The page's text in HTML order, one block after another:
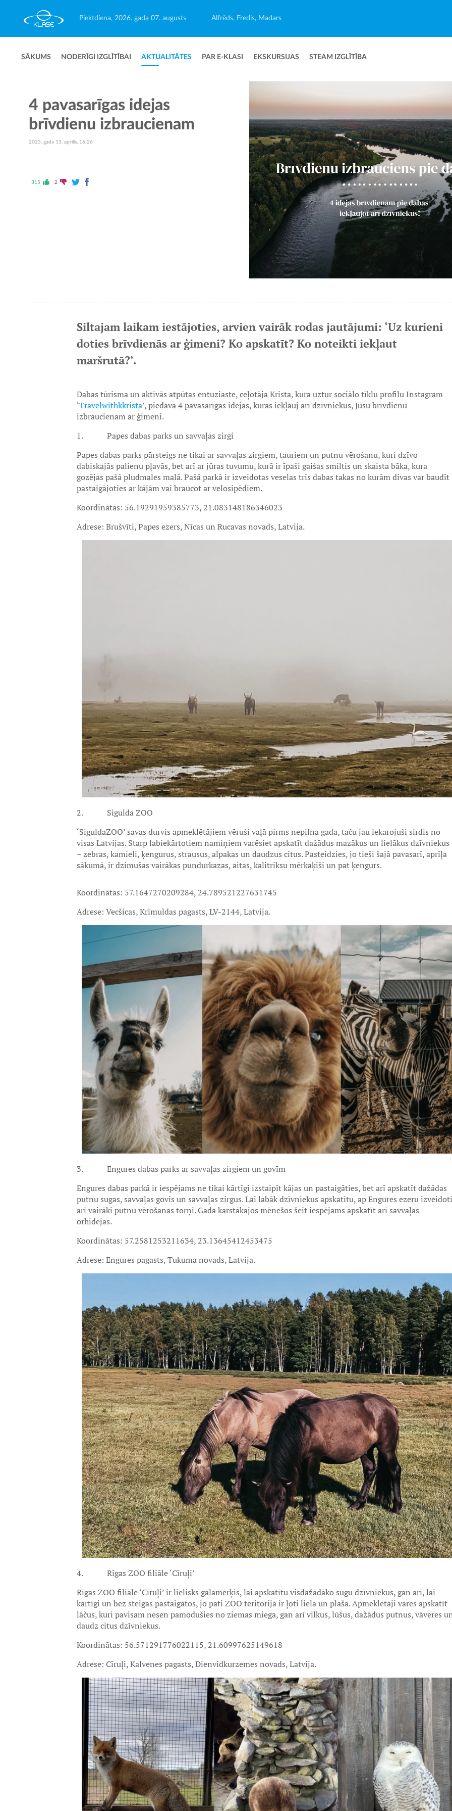
Piektdiena, 2026. gada 07. augusts Alfrēds, Fredis, Madars
SĀKUMS NODERĪGI IZGLĪTĪBAI AKTUALITĀTES PAR E-KLASI EKSKURSIJAS STEAM IZGLĪTĪBA
4 pavasarīgas idejas
brīvdienu izbraucienam
2023. gada 13. aprīlis, 16:26
315 2
Siltajam laikam iestājoties, arvien vairāk rodas jautājumi: ‘Uz kurieni
doties brīvdienās ar ģimeni? Ko apskatīt? Ko noteikti iekļaut
maršrutā?’.
Dabas tūrisma un aktīvās atpūtas entuziaste, ceļotāja Krista, kura uztur sociālo tīklu profilu Instagram
‘Travelwithkkrista’, piedāvā 4 pavasarīgas idejas, kuras iekļauj arī dzīvniekus, Jūsu brīvdienu
izbraucienam ar ģimeni.
1. Papes dabas parks un savvaļas zirgi
Papes dabas parks pārsteigs ne tikai ar savvaļas zirgiem, tauriem un putnu vērošanu, kuri dzīvo
dabiskajās palienu pļavās, bet arī ar jūras tuvumu, kurā ir īpaši gaišas smiltis un skaista bāka, kura
gozējas pašā pludmales malā. Pašā parkā ir izveidotas veselas trīs dabas takas no kurām divas var baudīt
pastaigājoties ar kājām vai braucot ar velosipēdiem.
Koordinātas: 56.19291959385773, 21.083148186346023
Adrese: Brušvīti, Papes ezers, Nīcas un Rucavas novads, Latvija.
2. Sigulda ZOO
‘SiguldaZOO’ savas durvis apmeklētājiem vēruši vaļā pirms nepilna gada, taču jau iekarojuši sirdis no
visas Latvijas. Starp labiekārtotiem namiņiem varēsiet apskatīt dažādus mazākus un lielākus dzīvniekus
– zebras, kamieli, ķengurus, strausus, alpakas un daudzus citus. Pasteidzies, jo tieši šajā pavasarī, aprīļa
sākumā, ir dzimušas vairākas pundurkazas, aitas, kalitriksu mērkaķīši un pat ķengurs.
Koordinātas: 57.1647270209284, 24.789521227631745
Adrese: Vecšicas, Krimuldas pagasts, LV-2144, Latvija.
3. Engures dabas parks ar savvaļas zirgiem un govīm
Engures dabas parkā ir iespējams ne tikai kārtīgi izstaipīt kājas un pastaigāties, bet arī apskatīt dažādas
putnu sugas, savvaļas govis un savvaļas zirgus. Lai labāk dzīvniekus apskatītu, ap Engures ezeru izveidoti
arī vairāki putnu vērošanas torņi. Gada karstākajos mēnešos šeit iespējams apskatīt arī savvaļas
orhidejas.
Koordinātas: 57.2581253211634, 23.13645412453475
Adrese: Engures pagasts, Tukuma novads, Latvija.
4. Rīgas ZOO filiāle ‘Cīruļi’
Rīgas ZOO filiāle ‘Cīruļi’ ir lielisks galamērķis, lai apskatītu visdažādāko sugu dzīvniekus, gan arī, lai
kārtīgi un bez steigas pastaigātos, jo pati ZOO teritorija ir ļoti liela un plaša. Apmeklētāji varēs apskatīt
lāčus, kuri pavisam nesen pamodušies no ziemas miega, gan arī vilkus, lūšus, dažādus putnus, vāveres
daudz citus dzīvniekus.
Koordinātas: 56.571291776022115, 21.60997625149618
Adrese: Cīruļi, Kalvenes pagasts, Dienvidkurzemes novads, Latvija.